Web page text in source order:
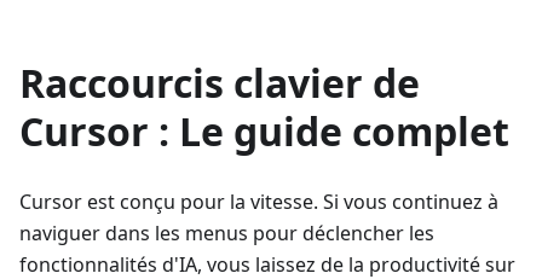
Raccourcis clavier de
Cursor : Le guide complet
Cursor est conçu pour la vitesse. Si vous continuez à
naviguer dans les menus pour déclencher les
fonctionnalités d'IA, vous laissez de la productivité sur